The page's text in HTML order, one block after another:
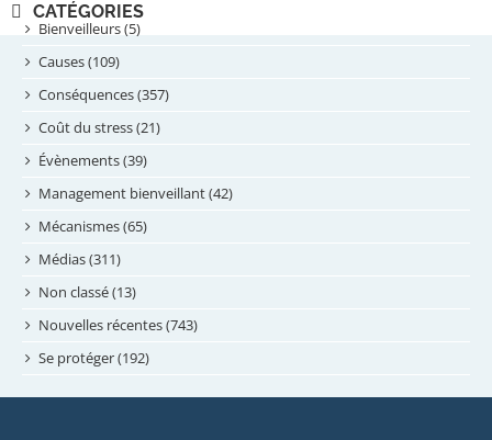
septembre 2024
août 2024
juillet 2024
juin 2024
mai 2024
avril 2024
février 2024
janvier 2024
novembre 2023
octobre 2023
septembre 2023
CATÉGORIES
Bienveilleurs (5)
Causes (109)
Conséquences (357)
Coût du stress (21)
Évènements (39)
Management bienveillant (42)
Mécanismes (65)
Médias (311)
Non classé (13)
Nouvelles récentes (743)
Se protéger (192)